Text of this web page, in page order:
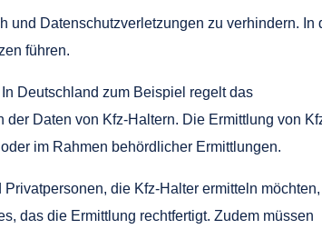
und Datenschutzverletzungen zu verhindern. In
führen.
Deutschland zum Beispiel regelt das
Daten von Kfz-Haltern. Die Ermittlung von
im Rahmen behördlicher Ermittlungen.
die Kfz-Halter ermitteln
das die Ermittlung rechtfertigt. Zudem müssen